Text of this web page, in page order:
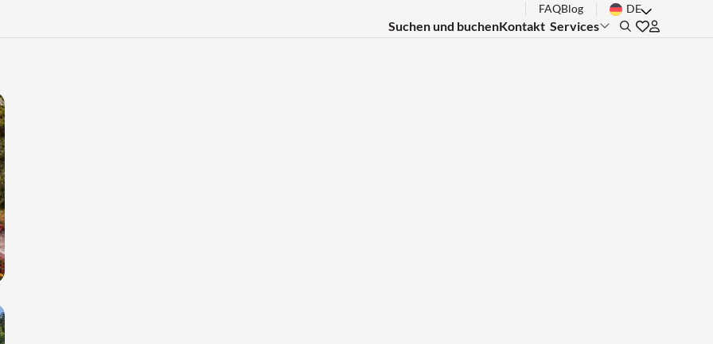
Suchen und buchenKontakt Services Search
FAQBlog DE